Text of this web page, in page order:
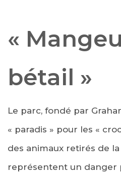
«
bétail »
Le parc, fondé par
« paradis » pour les «
des animaux retirés de
représentent un danger